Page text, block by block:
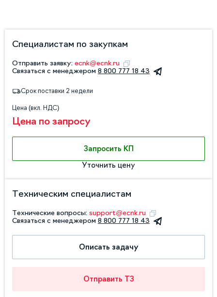
Специалистам по закупкам
Отправить заявку: ecnk@ecnk.ru
Связаться с менеджером 8 800 777 18 43
Срок поставки 2 недели
Цена (вкл. НДС)
Цена по запросу
Запросить КП
Уточнить цену
Техническим специалистам
Технические вопросы: support@ecnk.ru
Связаться с менеджером 8 800 777 18 43
Описать задачу
Отправить ТЗ